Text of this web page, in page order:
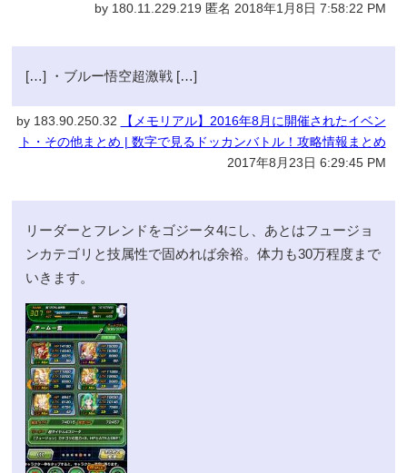
by 180.11.229.219 匿名 2018年1月8日 7:58:22 PM
[…] ・ブルー悟空超激戦 […]
by 183.90.250.32
【メモリアル】2016年8月に開催されたイベン
ト・その他まとめ | 数字で見るドッカンバトル！攻略情報まとめ
2017年8月23日 6:29:45 PM
リーダーとフレンドをゴジータ4にし、あとはフュージョ
ンカテゴリと技属性で固めれば余裕。体力も30万程度まで
いきます。